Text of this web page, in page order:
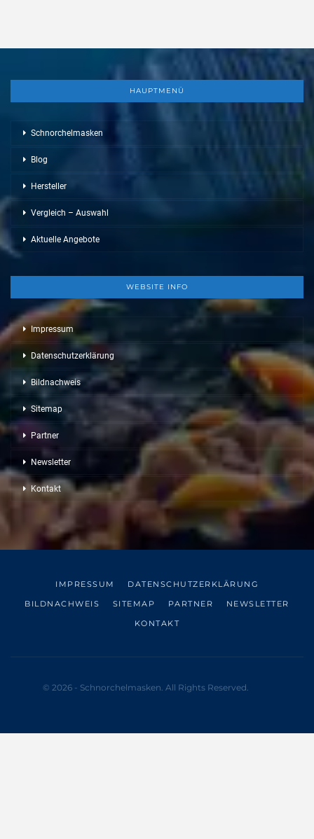
HAUPTMENÜ
Schnorchelmasken
Blog
Hersteller
Vergleich – Auswahl
Aktuelle Angebote
WEBSITE INFO
Impressum
Datenschutzerklärung
Bildnachweis
Sitemap
Partner
Newsletter
Kontakt
IMPRESSUM
DATENSCHUTZERKLÄRUNG
BILDNACHWEIS
SITEMAP PARTNER
NEWSLETTER
KONTAKT
© 2026 - Schnorchelmasken. All Rights Reserved.